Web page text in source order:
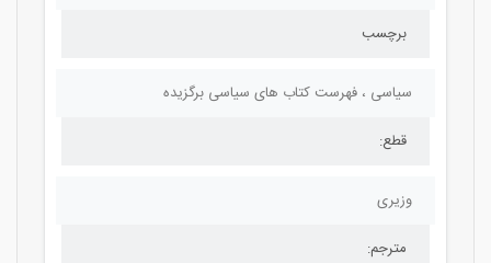
برچسب
سیاسی ، فهرست کتاب های سیاسی برگزیده
قطع:
وزیری
مترجم: